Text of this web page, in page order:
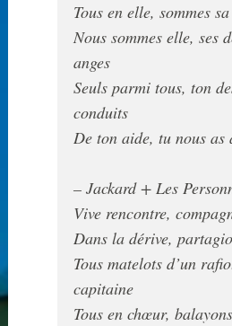
Tous en elle, sommes
Nous sommes elle, ses
anges
Seuls parmi tous, ton
conduits
De ton aide, tu nous as
Vive rencontre,
Dans la dérive,
Tous matelots d’un
capitaine
Tous en chœur,